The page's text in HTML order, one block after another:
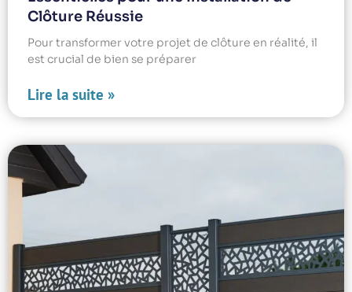
Clôture Réussie
Pour transformer votre projet de clôture en réalité, il
est crucial de bien se préparer
Lire la suite »